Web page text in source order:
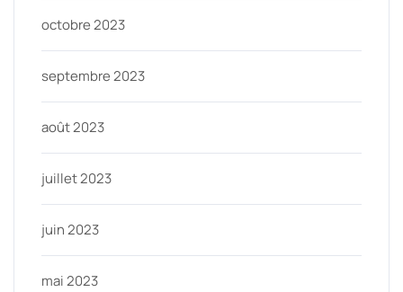
octobre 2023
septembre 2023
août 2023
juillet 2023
juin 2023
mai 2023